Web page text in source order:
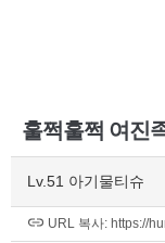
훌쩍훌쩍 여진
Lv.51 아기물티슈
URL 복사: https://